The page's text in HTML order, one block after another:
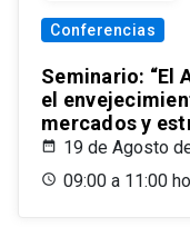
Conferencias
Seminario: “El
el
mercados y
19 de Agosto
09:00 a 11:00